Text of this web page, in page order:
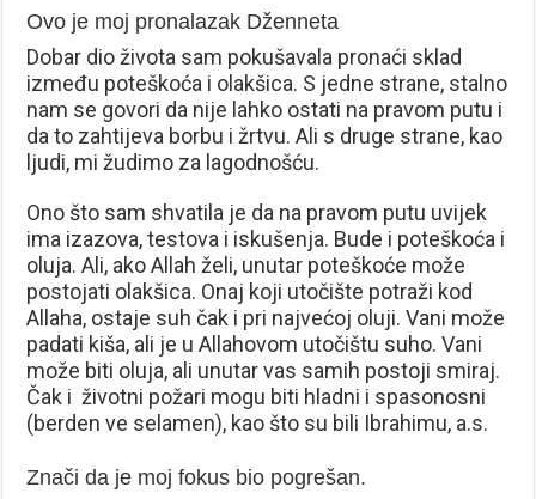
Ovo je moj pronalazak Dženneta
Dobar dio života sam pokušavala pronaći sklad
između poteškoća i olakšica. S jedne strane, stalno
nam se govori da nije lahko ostati na pravom putu i
da to zahtijeva borbu i žrtvu. Ali s druge strane, kao
ljudi, mi žudimo za lagodnošću.
Ono što sam shvatila je da na pravom putu uvijek
ima izazova, testova i iskušenja. Bude i poteškoća i
oluja. Ali, ako Allah želi, unutar poteškoće može
postojati olakšica. Onaj koji utočište potraži kod
Allaha, ostaje suh čak i pri najvećoj oluji. Vani može
padati kiša, ali je u Allahovom utočištu suho. Vani
može biti oluja, ali unutar vas samih postoji smiraj.
Čak i životni požari mogu biti hladni i spasonosni
(berden ve selamen), kao što su bili Ibrahimu, a.s.
Znači da je moj fokus bio pogrešan.